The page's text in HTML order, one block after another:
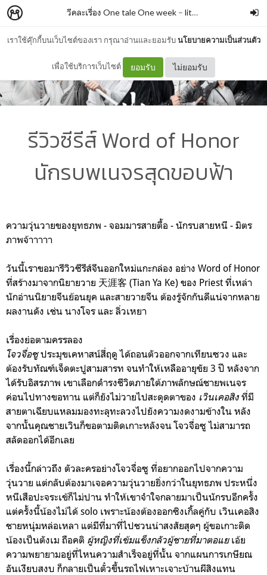
เราใช้คุ๊กกี้บนเว็บไซต์ของเรา กรุณาอ่านและยอมรับนโยบายความเป็นส่วนตัว
เพื่อใช้บริการเว็บไซต์ ยอมรับ ไม่ยอมรับ
วีคละเรื่อง One tale One week – litta_ar
รีวิวซีรีส์ Word of Honor
นักรบพเนจรสุดขอบฟ้า
ความวุ่นวายของยุทธภพ - จอมมารสายตื้อ - นักรบสายหนี - มิตร
ภาพจ้าาาาา
วันนี้เราขอมารีวิวซีรีส์จีนออกใหม่แกะกล่อง อย่าง Word of Honor
ที่สร้างมาจากนิยายวาย 天涯客 (Tian Ya Ke) ของ Priest ที่เหล่า
นักอ่านนิยายจีนย้อนยุค และสายวายจีน ต้องรู้จักกันดีแน่จากหลาย
ผลงานดัง เช่น นางโจร และ ลิ่วเหยา
เรื่องย่อตามครรลอง
โจวจื่อซูประมุขเคหาสน์สี่ฤดู ได้ถอนตัวออกจากเทียนซวง และ
ต้องรับทัณฑ์เจ็ดตะปูสามสารท จนทำให้เหลืออายุขัย 3 ปี หลังจาก
ได้รับอิสรภาพ เขาเลือกดำรงชีวิตภายใต้ภาพลักษณ์ชายพเนจร
ค่อนไปทางขอทาน แต่ก็ยังไม่วายไปสะดุดตาของ เวินเคอสิง ที่มี
สายตาเฉียบแหลมมองทะลุทะลวงไปยังความงดงามข้างใน หลัง
จากนั้นคุณชายเวินก็ขอตามติดเกาะหลังจน โจวจื่อซู ไม่สามารถ
สลัดออกได้อีกเลย
เรื่องนี้กล่าวถึง ตัวละครอย่างโจวจื่อซู ที่อยากออกไปจากความ
วุ่นวาย แต่กลับต้องมาเจอความวุ่นวายยิ่งกว่าในยุทธภพ ประหนึ่ง
หนีเสือปะจระเข้ก็ไม่ปาน ทำให้เขาจำใจกลายมาเป็นนักรบอีกครั้ง
แต่ครั้งนี้น้องไม่ได้ solo เพราะน้องต้องออกซิงเกิ้ลคู่กับ เวินเคอสิง
ชายหนุ่มหล่อเหลา แต่มีที่มาที่ไปชวนน่าสงสัยสุดๆ ผู้ขอเกาะติด
น้องเป็นตังเม ถือคติ ผู้หญิงที่เข้มแข็งกลัวผู้ชายที่มาตอแยเอ้ย
ความพยายามอยู่ที่ไหนความสำเร็จอยู่ที่นั้น จากแผนการเกษียณ
อันเงียบสงบ ก็กลายเป็นตั๋วขึ้นรถไฟเหาะเจาะบ้านผีสิงแทน